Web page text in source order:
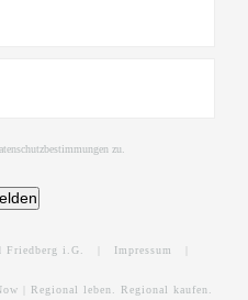
zu.
Friedberg i.G. | Impressum
| Regional leben. Regional kaufen.